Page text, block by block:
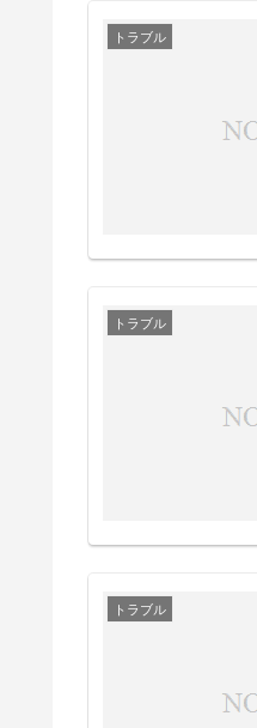
トラブル
トラブル
トラブル